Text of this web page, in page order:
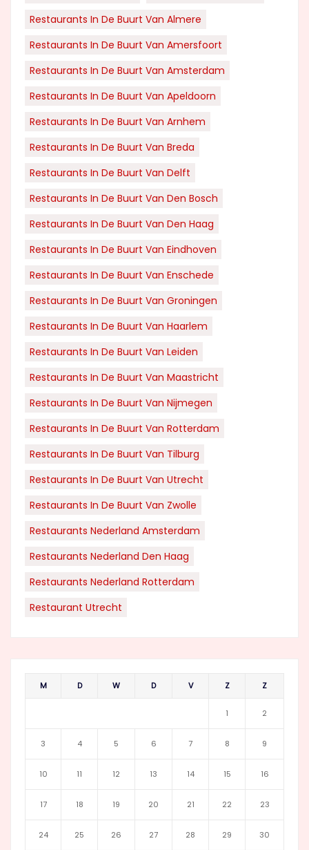
Restaurants In De Buurt Van Almere
Restaurants In De Buurt Van Amersfoort
Restaurants In De Buurt Van Amsterdam
Restaurants In De Buurt Van Apeldoorn
Restaurants In De Buurt Van Arnhem
Restaurants In De Buurt Van Breda
Restaurants In De Buurt Van Delft
Restaurants In De Buurt Van Den Bosch
Restaurants In De Buurt Van Den Haag
Restaurants In De Buurt Van Eindhoven
Restaurants In De Buurt Van Enschede
Restaurants In De Buurt Van Groningen
Restaurants In De Buurt Van Haarlem
Restaurants In De Buurt Van Leiden
Restaurants In De Buurt Van Maastricht
Restaurants In De Buurt Van Nijmegen
Restaurants In De Buurt Van Rotterdam
Restaurants In De Buurt Van Tilburg
Restaurants In De Buurt Van Utrecht
Restaurants In De Buurt Van Zwolle
Restaurants Nederland Amsterdam
Restaurants Nederland Den Haag
Restaurants Nederland Rotterdam
Restaurant Utrecht
M D W D V Z Z
1 2
3 4 5 6 7 8 9
10 11 12 13 14 15 16
17 18 19 20 21 22 23
24 25 26 27 28 29 30